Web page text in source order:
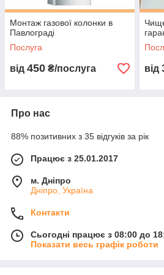
НАШИ ТЕЛЕФОНЫ:
Монтаж газової колонки в
Павлограді
Послуга
від 450 ₴/послуга від
Про нас
88% позитивних з 35 відгуків за рік
Працює з 25.01.2017
м. Дніпро
Дніпро, Україна
Контакти
Сьогодні працює з 08:00 до
Показати весь графік роботи